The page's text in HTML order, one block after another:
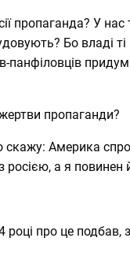
пропаганда? У
Бо владі ті
панфіловців
пропаганди?
Америка
росією, а я повинен
році про це